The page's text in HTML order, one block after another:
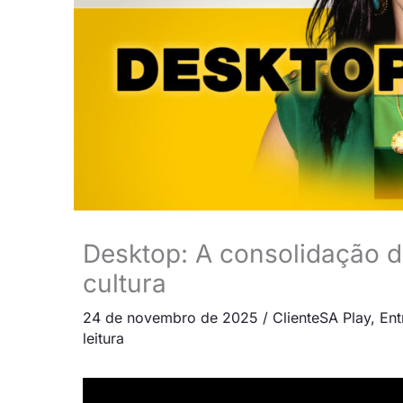
Desktop: A consolidação
cultura
24 de novembro de 2025 / ClienteSA Play,
leitura